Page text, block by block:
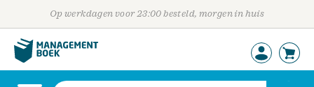
Op werkdagen voor 23:00 besteld, morgen in huis